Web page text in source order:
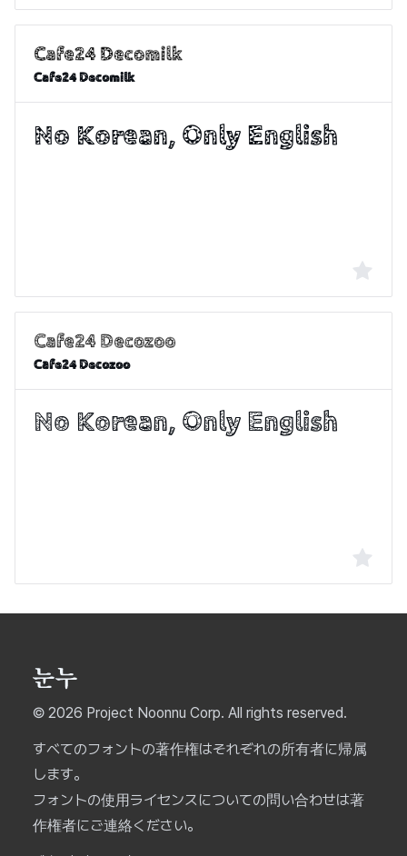
Cafe24 Decomilk
Cafe24 Decozoo
© 2026 Project Noonnu Corp. All rights reserved.
すべてのフォントの著作権はそれぞれの所有者に帰属
します。
フォントの使用ライセンスについての問い合わせは著
作権者にご連絡ください。